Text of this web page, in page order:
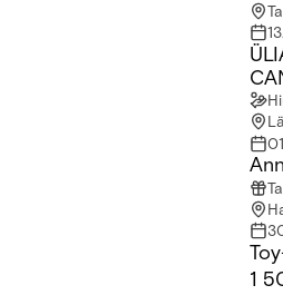
ÜLIARMAS EMANE HALL CANE
1